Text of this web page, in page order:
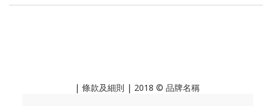
| 條款及細則 | 2018 © 品牌名稱